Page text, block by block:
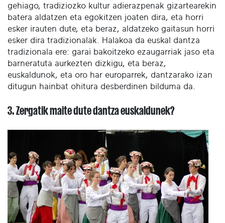
gehiago, tradiziozko kultur adierazpenak gizartearekin
batera aldatzen eta egokitzen joaten dira, eta horri
esker irauten dute, eta beraz, aldatzeko gaitasun horri
esker dira tradizionalak. Halakoa da euskal dantza
tradizionala ere: garai bakoitzeko ezaugarriak jaso eta
barneratuta aurkezten dizkigu, eta beraz,
euskaldunok, eta oro har europarrek, dantzarako izan
ditugun hainbat ohitura desberdinen bilduma da.
3. Zergatik maite dute dantza euskaldunek?